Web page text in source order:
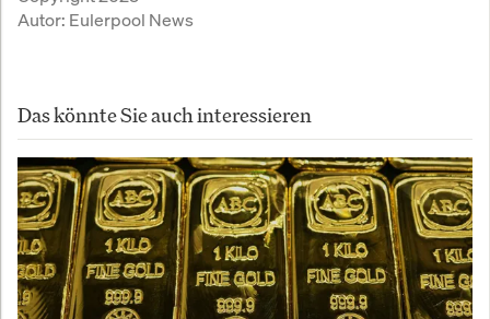
Autor: Eulerpool News
Das könnte Sie auch interessieren